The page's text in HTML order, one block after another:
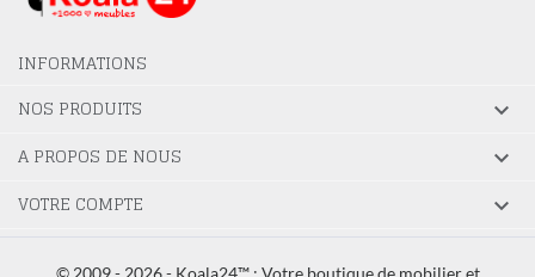
INFORMATIONS
NOS PRODUITS

A PROPOS DE NOUS 
VOTRE COMPTE 